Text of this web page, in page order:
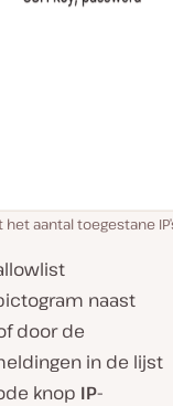
aantal toegestane
naast
door de
in de lijst
knop IP-